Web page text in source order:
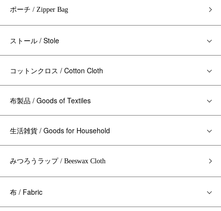
ポーチ / Zipper Bag
ストール / Stole
コットンクロス / Cotton Cloth
布製品 / Goods of Textiles
生活雑貨 / Goods for Household
みつろうラップ / Beeswax Cloth
布 / Fabric